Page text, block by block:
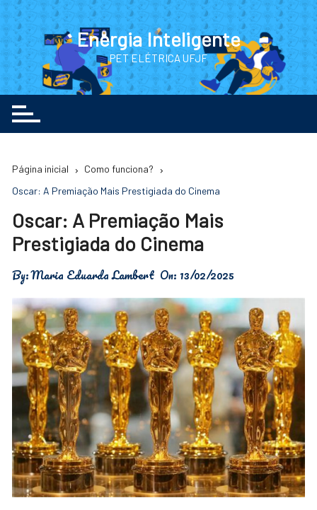
Ir
para
o
conteúdo
Energia Inteligente
PET ELÉTRICA UFJF
Página inicial
Como funciona?
Oscar: A Premiação Mais Prestigiada do Cinema
Oscar: A Premiação Mais
Prestigiada do Cinema
By:Maria Eduarda Lambert On: 13/02/2025